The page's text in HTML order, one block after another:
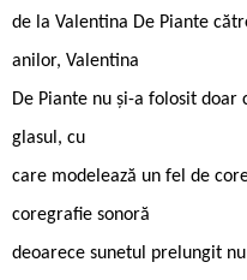
de la Valentina De Piante
anilor, Valentina
De Piante nu și-a folosit
glasul, cu
care modelează un fel de
coregrafie sonoră
deoarece sunetul prelungit